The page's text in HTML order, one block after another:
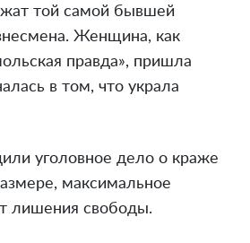
той самой бывшей
Женщина, как
правда», пришла
в том, что украла
уголовное дело о краже
максимальное
лишения свободы.